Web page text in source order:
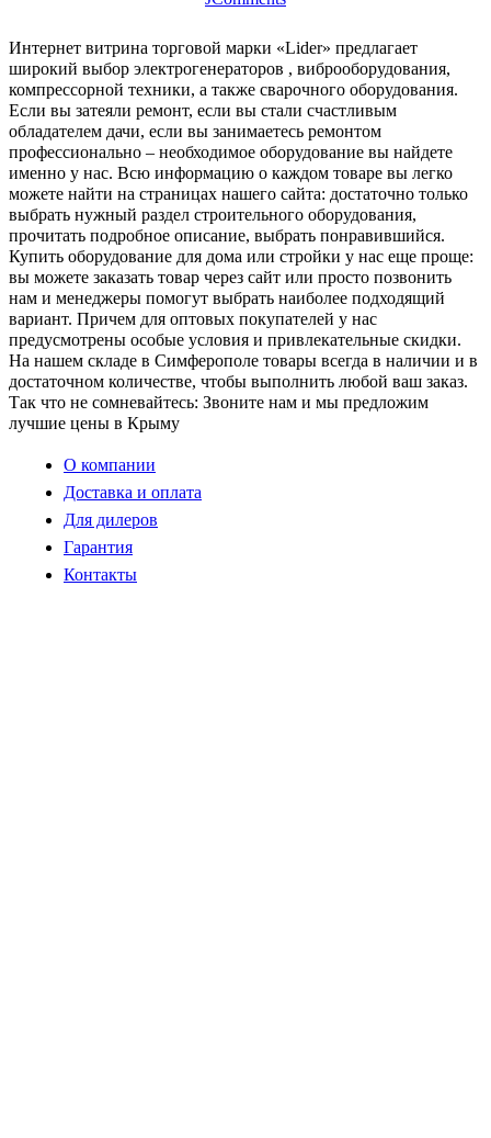
Интернет витрина торговой марки «Lider» предлагает
широкий выбор электрогенераторов , виброоборудования,
компрессорной техники, а также сварочного оборудования.
Если вы затеяли ремонт, если вы стали счастливым
обладателем дачи, если вы занимаетесь ремонтом
профессионально – необходимое оборудование вы найдете
именно у нас. Всю информацию о каждом товаре вы легко
можете найти на страницах нашего сайта: достаточно только
выбрать нужный раздел строительного оборудования,
прочитать подробное описание, выбрать понравившийся.
Купить оборудование для дома или стройки у нас еще проще:
вы можете заказать товар через сайт или просто позвонить
нам и менеджеры помогут выбрать наиболее подходящий
вариант. Причем для оптовых покупателей у нас
предусмотрены особые условия и привлекательные скидки.
На нашем складе в Симферополе товары всегда в наличии и в
достаточном количестве, чтобы выполнить любой ваш заказ.
Так что не сомневайтесь: Звоните нам и мы предложим
лучшие цены в Крыму
О компании
Доставка и оплата
Для дилеров
Гарантия
Контакты